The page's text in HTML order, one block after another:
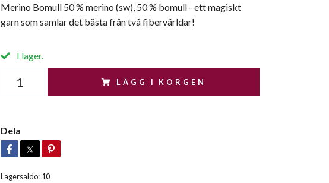
Merino Bomull 50 % merino (sw), 50 % bomull - ett magiskt
garn som samlar det bästa från två fibervärldar!
I lager.
LÄGG I KORGEN
Dela
Lagersaldo: 10